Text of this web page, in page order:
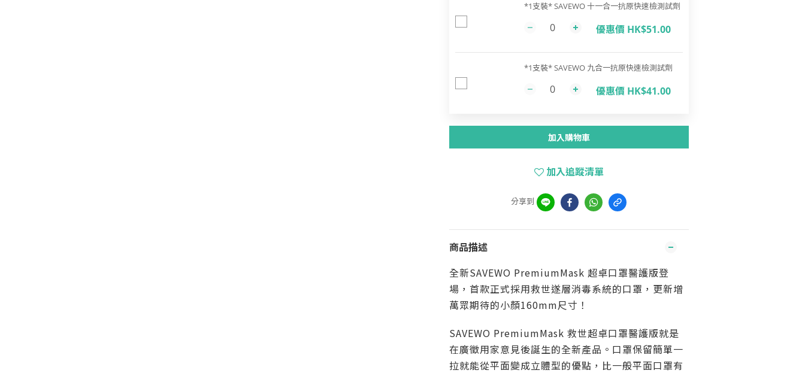
*1支裝* SAVEWO 十一合一抗原快速檢測試劑
優惠價 HK$51.00
*1支裝* SAVEWO 九合一抗原快速檢測試劑
優惠價 HK$41.00
加入購物車
加入追蹤清單
分享到
商品描述
全新SAVEWO PremiumMask 超卓口罩醫護版登
場，首款正式採用救世遂層消毒系統的口罩，更新增
萬眾期待的小顏160mm尺寸！
SAVEWO PremiumMask 救世超卓口罩醫護版就是
在廣徵用家意見後誕生的全新產品。口罩保留簡單一
拉就能從平面變成立體型的優點，比一般平面口罩有